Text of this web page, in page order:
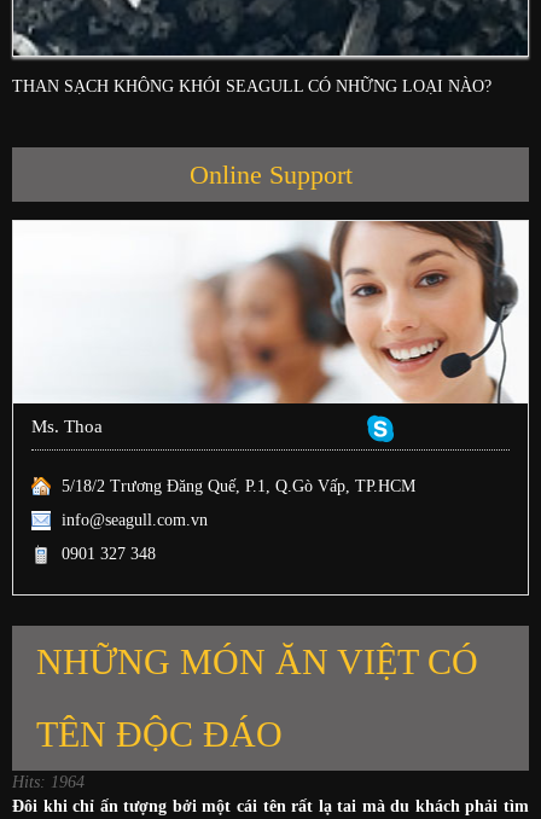
THAN SẠCH KHÔNG KHÓI SEAGULL CÓ NHỮNG LOẠI NÀO?
Online Support
Ms. Thoa
5/18/2 Trương Đăng Quế, P.1, Q.Gò Vấp, TP.HCM
info@seagull.com.vn
0901 327 348
NHỮNG MÓN ĂN VIỆT CÓ
TÊN ĐỘC ĐÁO
Hits: 1964
Đôi khi chỉ ấn tượng bởi một cái tên rất lạ tai mà du khách phải tìm